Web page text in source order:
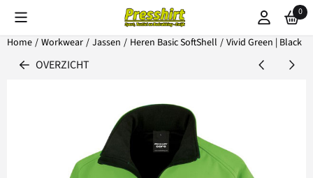
Cookievoorkeuren zijn beschikbaar. Kies instellingen of sta alle 0
Home / Workwear / Jassen / Heren Basic SoftShell / Vivid Green | Black
OVERZICHT